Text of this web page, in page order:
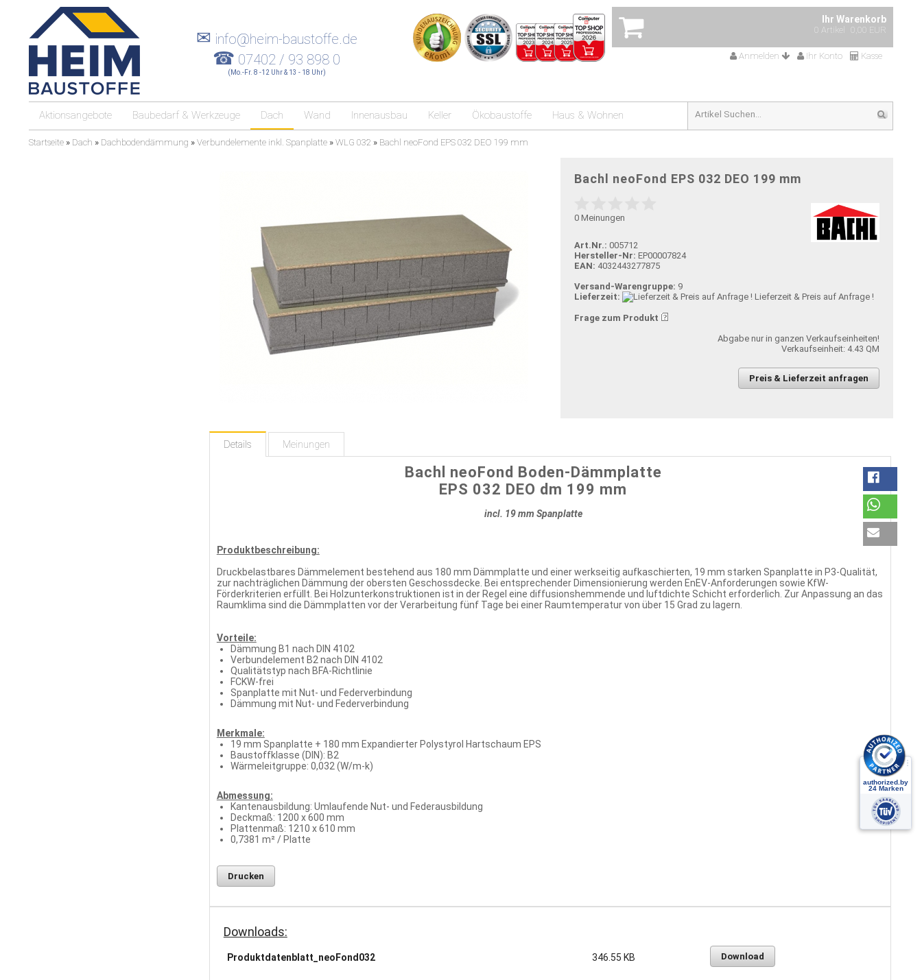
Ihr Warenkorb
0 Artikel 0,00 EUR
Anmelden Ihr Konto Kasse
✉ info@heim-baustoffe.de
☎ 07402 / 93 898 0
(Mo.-Fr. 8 -12 Uhr & 13 - 18 Uhr)
Aktionsangebote Baubedarf & Werkzeuge Dach Wand Innenausbau Keller Ökobaustoffe Haus & Wohnen
Startseite » Dach » Dachbodendämmung » Verbundelemente inkl. Spanplatte » WLG 032 » Bachl neoFond EPS 032 DEO 199 mm
Bachl neoFond EPS 032 DEO 199 mm
0 Meinungen
Art.Nr.: 005712
Hersteller-Nr: EP00007824
EAN: 4032443277875
Versand-Warengruppe: 9
Lieferzeit:
Lieferzeit & Preis auf Anfrage !
Frage zum Produkt
Abgabe nur in ganzen Verkaufseinheiten!
Verkaufseinheit: 4.43 QM
Preis & Lieferzeit anfragen
Details Meinungen
Bachl neoFond Boden-Dämmplatte
EPS 032 DEO dm 199 mm
incl. 19 mm Spanplatte
Produktbeschreibung:
Druckbelastbares Dämmelement bestehend aus 180 mm Dämmplatte und einer werkseitig aufkaschierten, 19 mm starken Spanplatte in P3-Qualität,
zur nachträglichen Dämmung der obersten Geschossdecke. Bei entsprechender Dimensionierung werden EnEV-Anforderungen sowie KfW-
Förderkriterien erfüllt. Bei Holzunterkonstruktionen ist in der Regel eine diffusionshemmende und luftdichte Schicht erforderlich. Zur Anpassung an das
Raumklima sind die Dämmplatten vor der Verarbeitung fünf Tage bei einer Raumtemperatur von über 15 Grad zu lagern.
Vorteile:
Dämmung B1 nach DIN 4102
Verbundelement B2 nach DIN 4102
Qualitätstyp nach BFA-Richtlinie
FCKW-frei
Spanplatte mit Nut- und Federverbindung
Dämmung mit Nut- und Federverbindung
Merkmale:
19 mm Spanplatte + 180 mm Expandierter Polystyrol Hartschaum EPS
Baustoffklasse (DIN): B2
Wärmeleitgruppe: 0,032 (W/m-k)
Abmessung:
Kantenausbildung: Umlaufende Nut- und Federausbildung
Deckmaß: 1200 x 600 mm
Plattenmaß: 1210 x 610 mm
0,7381 m² / Platte
Drucken
Downloads:
Produktdatenblatt_neoFond032 346.55 KB Download